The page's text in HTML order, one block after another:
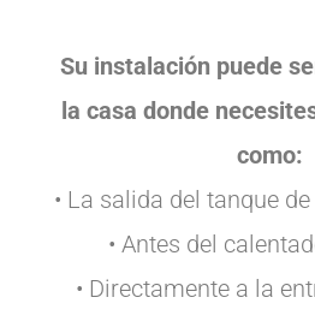
Su instalación puede
la casa donde
como:
• La salida del tanque
• Antes del
• Directamente a la